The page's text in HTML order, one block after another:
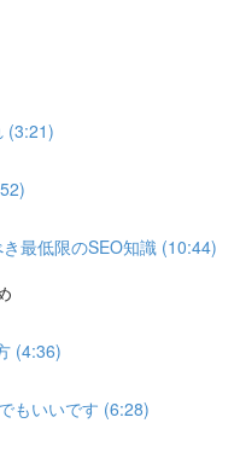
(3:21)
最低限のSEO知識 (10:44)
(4:36)
もいいです (6:28)